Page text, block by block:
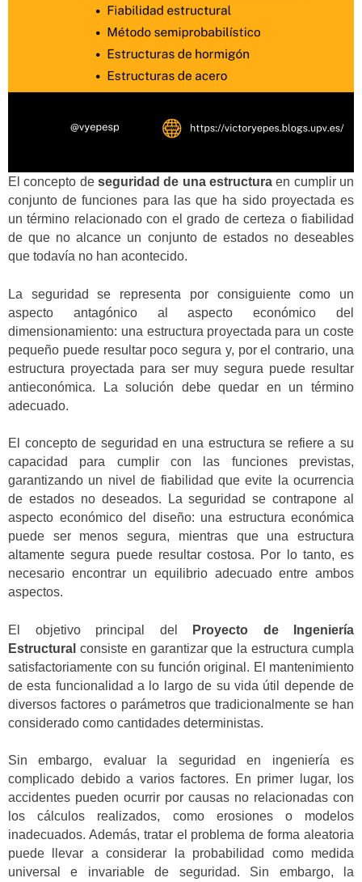
El concepto de seguridad de una estructura en cumplir un
conjunto de funciones para las que ha sido proyectada es
un término relacionado con el grado de certeza o fiabilidad
de que no alcance un conjunto de estados no deseables
que todavía no han acontecido.
La seguridad se representa por consiguiente como un
aspecto antagónico al aspecto económico del
dimensionamiento: una estructura proyectada para un coste
pequeño puede resultar poco segura y, por el contrario, una
estructura proyectada para ser muy segura puede resultar
antieconómica. La solución debe quedar en un término
adecuado.
El concepto de seguridad en una estructura se refiere a su
capacidad para cumplir con las funciones previstas,
garantizando un nivel de fiabilidad que evite la ocurrencia
de estados no deseados. La seguridad se contrapone al
aspecto económico del diseño: una estructura económica
puede ser menos segura, mientras que una estructura
altamente segura puede resultar costosa. Por lo tanto, es
necesario encontrar un equilibrio adecuado entre ambos
aspectos.
El objetivo principal del
Proyecto de Ingeniería
Estructural consiste en garantizar que la estructura cumpla
satisfactoriamente con su función original. El mantenimiento
de esta funcionalidad a lo largo de su vida útil depende de
diversos factores o parámetros que tradicionalmente se han
considerado como cantidades deterministas.
Sin embargo, evaluar la seguridad en ingeniería es
complicado debido a varios factores. En primer lugar, los
accidentes pueden ocurrir por causas no relacionadas con
los cálculos realizados, como erosiones o modelos
inadecuados. Además, tratar el problema de forma aleatoria
puede llevar a considerar la probabilidad como medida
universal e invariable de seguridad. Sin embargo, la